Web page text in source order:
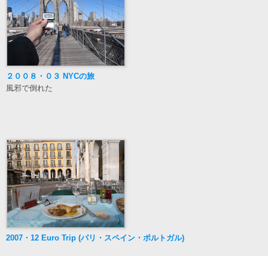
２００８・０３ NYCの旅
風邪で倒れた
2007・12 Euro Trip (パリ・スペイン・ポルトガル)